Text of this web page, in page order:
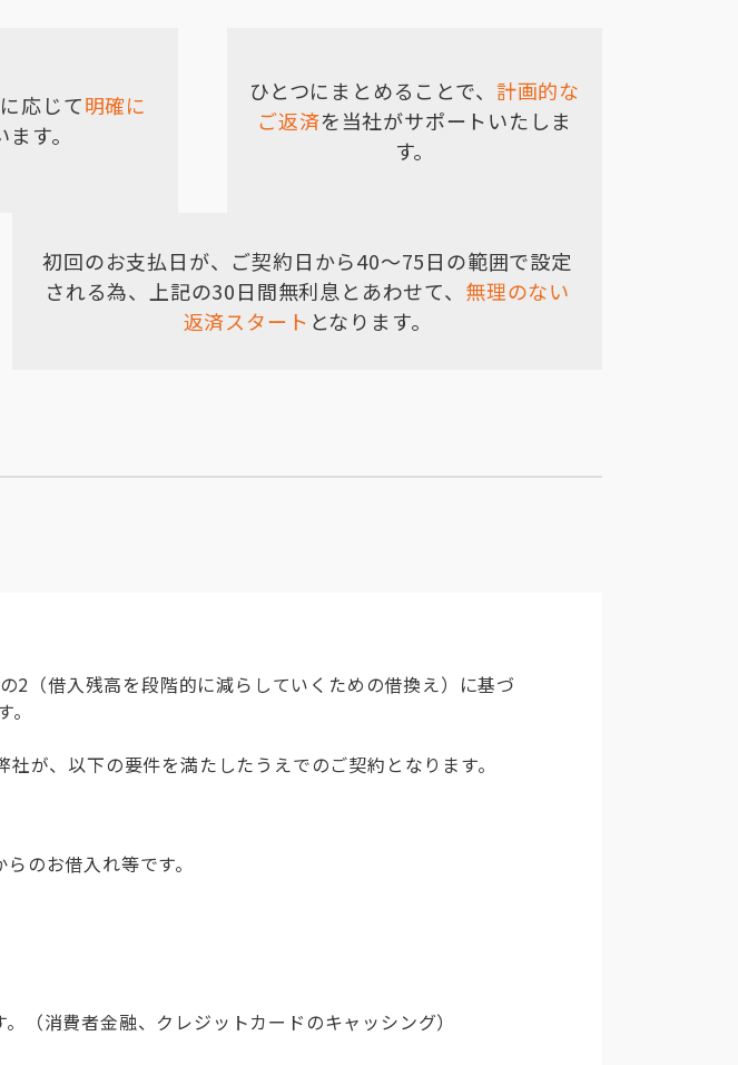
応じて明確に
ます。
ひとつにまとめることで、 計画的な
ご返済を当社がサポートいたしま
す。
初回のお支払日が、ご契約日から40～75日の範囲で設定
される為、上記の30日間無利息とあわせて、 無理のない
返済スタート となります。
（借入残高を段階的に減らしていくための借換え）に基づ
が、以下の要件を満たしたうえでのご契約となります。
のお借入れ等です。
（消費者金融、クレジットカードのキャッシング）